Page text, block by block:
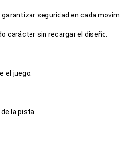
seguridad en cada
carácter sin recargar el diseño.
el juego.
la pista.